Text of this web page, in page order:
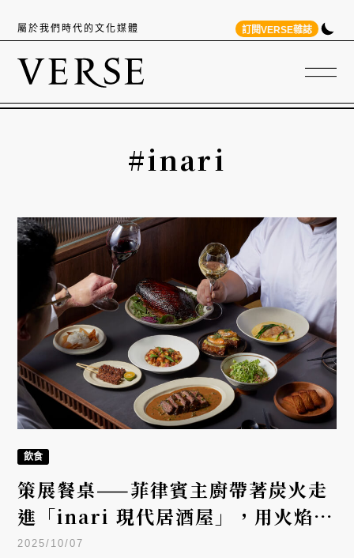
屬於我們時代的文化媒體 訂閱VERSE雜誌
#inari
飲食
策展餐桌——菲律賓主廚帶著炭火走
進「inari 現代居酒屋」，用火焰翻
譯台灣風土
2025/10/07